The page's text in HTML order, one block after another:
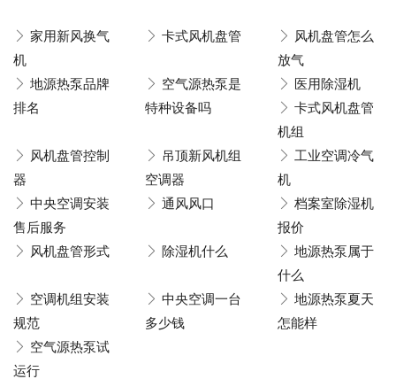
家用新风换气
机
卡式风机盘管
风机盘管怎么
放气
地源热泵品牌
排名
空气源热泵是
特种设备吗
医用除湿机
卡式风机盘管
机组
风机盘管控制
器
吊顶新风机组
空调器
工业空调冷气
机
中央空调安装
售后服务
通风风口
档案室除湿机
报价
风机盘管形式
除湿机什么
地源热泵属于
什么
空调机组安装
规范
中央空调一台
多少钱
地源热泵夏天
怎能样
空气源热泵试
运行